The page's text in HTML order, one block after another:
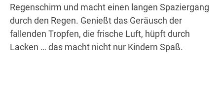
Regenschirm und macht einen langen Spaziergang
durch den Regen. Genießt das Geräusch der
fallenden Tropfen, die frische Luft, hüpft durch
Lacken … das macht nicht nur Kindern Spaß.